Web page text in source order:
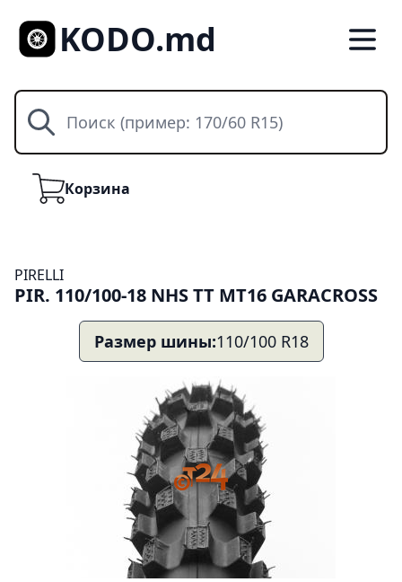
KODO.md
Поиск
КорзинаКорзина
PIRELLI
PIR. 110/100-18 NHS TT MT16 GARACROSS
Размер шины:110/100 R18